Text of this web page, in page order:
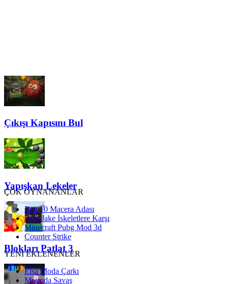
Çıkışı Kapısını Bul
Yapışkan Lekeler
Blokları Patlat 3
ÇOK OYNANANLAR
Ben 10 Macera Adası
Finn Jake İskeletlere Karşı
Minecraft Pubg Mod 3d
Counter Strike
YENİ EKLENENLER
Elsa Moda Çarkı
Metroda Savaş